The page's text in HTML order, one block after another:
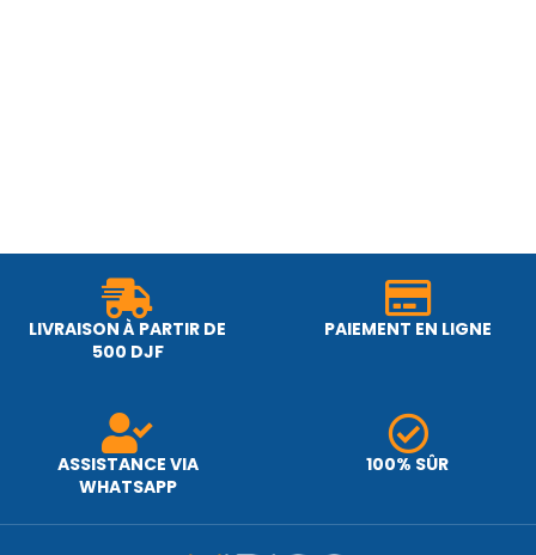
LIVRAISON À PARTIR DE
500 DJF
PAIEMENT EN LIGNE
ASSISTANCE VIA
WHATSAPP
100% SÛR